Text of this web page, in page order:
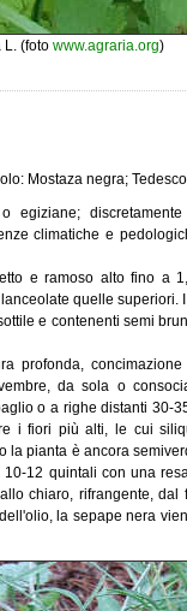
L. (foto www.agraria.org)
Mostaza negra;
egiziane;
climatiche e
e ramoso alto fino a
quelle superiori.
e contenenti semi
profonda,
da sola o
o a righe distanti 30-
i fiori più alti, le cui
la pianta è ancora
12 quintali con una
chiaro, rifrangente, dal
la sepape nera